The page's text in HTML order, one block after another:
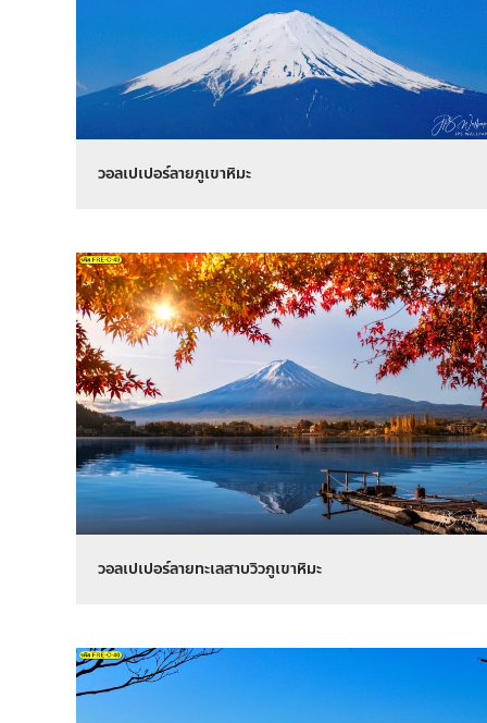
วอลเปเปอร์ลายภูเขาหิมะ
วอลเปเปอร์ลายทะเลสาบวิวภูเขาหิมะ